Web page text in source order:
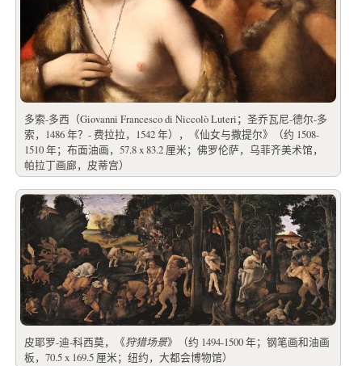
多索-多西（Giovanni Francesco di Niccolò Luteri；圣乔瓦尼-德尔-多
索，1486 年？- 费拉拉，1542 年），《仙女与撒提尔》（约 1508-
1510 年；布面油画，57.8 x 83.2 厘米；佛罗伦萨，乌菲齐美术馆，
帕拉丁画廊，皮蒂宫）
皮耶罗-迪-科西莫，《狩猎场景》（约 1494-1500 年；钢笔画和油画
板，70.5 x 169.5 厘米；纽约，大都会博物馆）